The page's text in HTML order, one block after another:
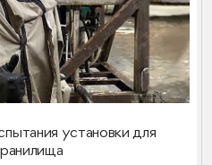
установки для